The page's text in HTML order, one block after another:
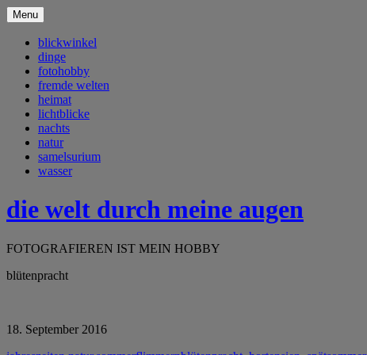
Menu
blickwinkel
dinge
fotohobby
fremde welten
heimat
lichtblicke
nachts
natur
samelsurium
wasser
die welt durch meine augen
FOTOGRAFIEREN IST MEIN HOBBY
blütenpracht
18. September 2016